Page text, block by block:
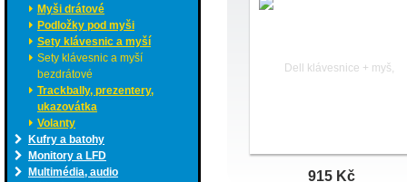
Myši drátové
Podložky pod myši
Sety klávesnic a myší
Sety klávesnic a myší
bezdrátové
Trackbally, prezentery,
ukazovátka
Volanty
Kufry a batohy
Monitory a LFD
Multimédia, audio
915 Kč